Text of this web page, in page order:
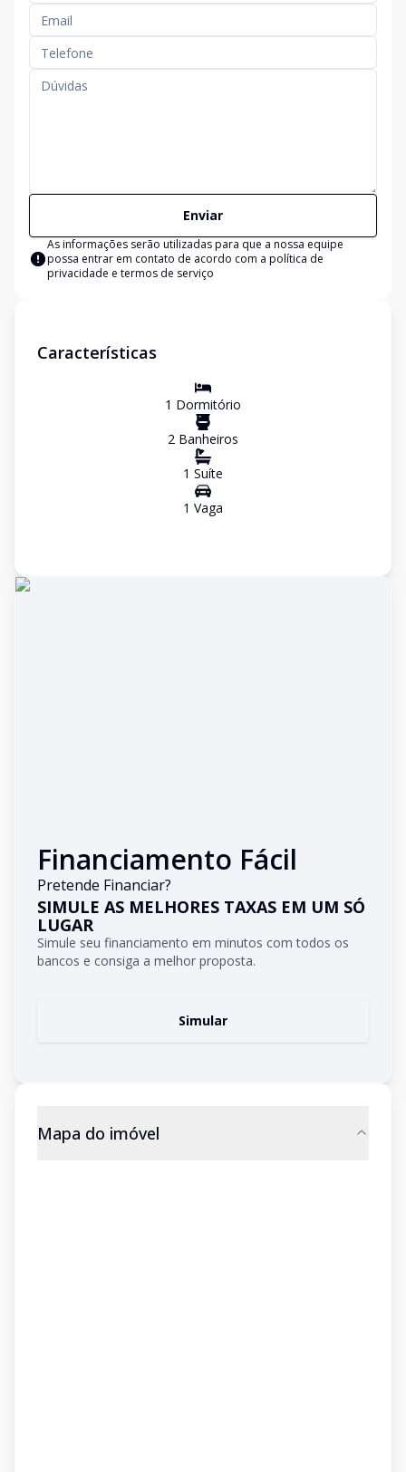
Enviar
As informações serão utilizadas para que a nossa equipe
possa entrar em contato de acordo com a política de
privacidade e termos de serviço
Características
1 Dormitório
2 Banheiros
1 Suíte
1 Vaga
Financiamento Fácil
Pretende Financiar?
SIMULE AS MELHORES TAXAS EM UM SÓ
LUGAR
Simule seu financiamento em minutos com todos os
bancos e consiga a melhor proposta.
Simular
Mapa do imóvel